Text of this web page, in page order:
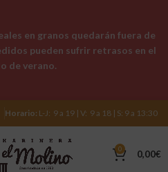
Horario: L-J: 9 a 19 | V: 9 a 18 | S: 9 a 13:30
0 0,00€
en granos quedarán fuera de
pueden sufrir retrasos en el
de verano.